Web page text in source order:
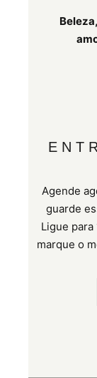
Agende
guarde
Ligue para
marque o